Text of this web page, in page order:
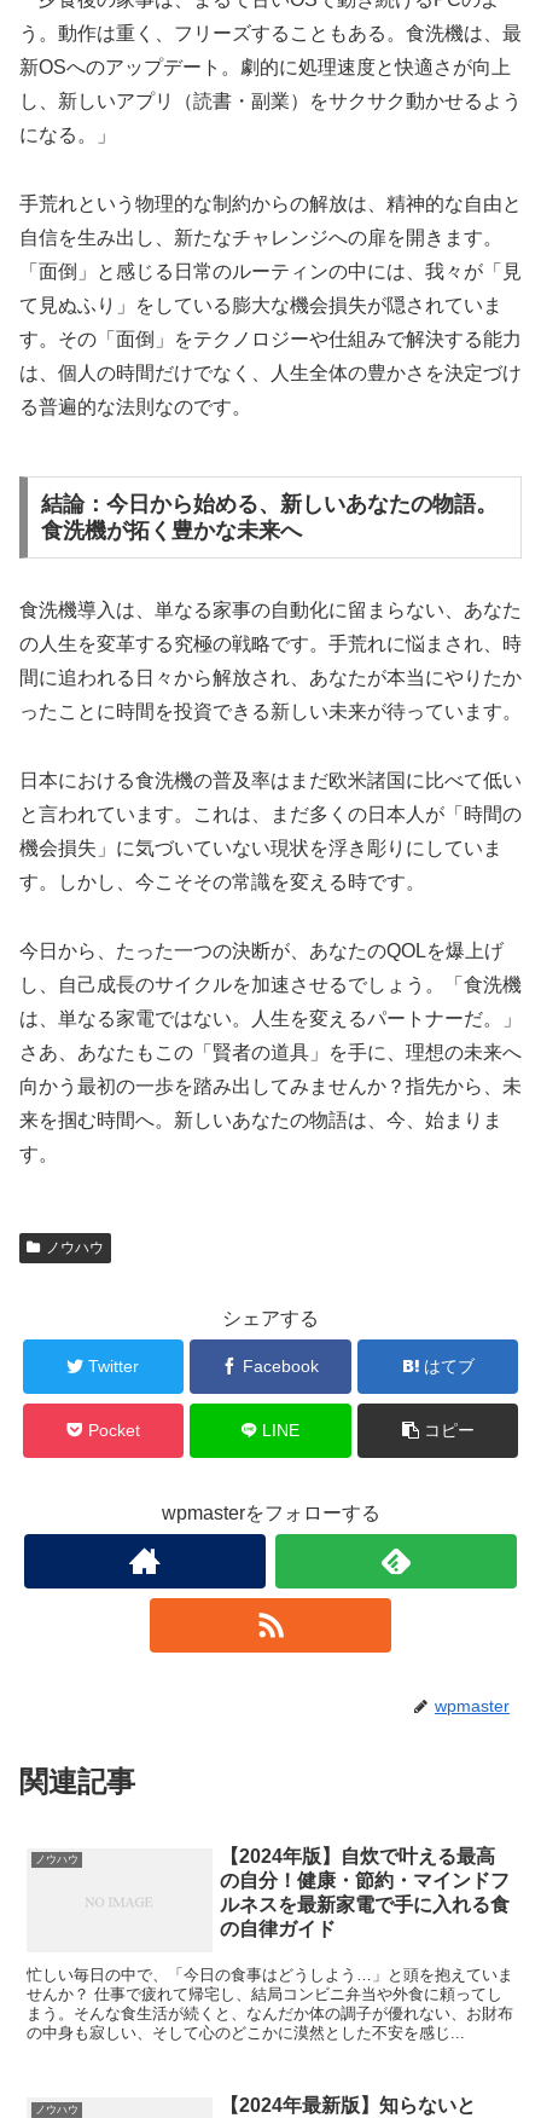
う。動作は重く、フリーズすることもある。食洗機は、最
新OSへのアップデート。劇的に処理速度と快適さが向上
し、新しいアプリ（読書・副業）をサクサク動かせるよう
になる。」
手荒れという物理的な制約からの解放は、精神的な自由と
自信を生み出し、新たなチャレンジへの扉を開きます。
「面倒」と感じる日常のルーティンの中には、我々が「見
て見ぬふり」をしている膨大な機会損失が隠されていま
す。その「面倒」をテクノロジーや仕組みで解決する能力
は、個人の時間だけでなく、人生全体の豊かさを決定づけ
る普遍的な法則なのです。
結論：今日から始める、新しいあなたの物語。
食洗機が拓く豊かな未来へ
食洗機導入は、単なる家事の自動化に留まらない、あなた
の人生を変革する究極の戦略です。手荒れに悩まされ、時
間に追われる日々から解放され、あなたが本当にやりたか
ったことに時間を投資できる新しい未来が待っています。
日本における食洗機の普及率はまだ欧米諸国に比べて低い
と言われています。これは、まだ多くの日本人が「時間の
機会損失」に気づいていない現状を浮き彫りにしていま
す。しかし、今こそその常識を変える時です。
今日から、たった一つの決断が、あなたのQOLを爆上げ
し、自己成長のサイクルを加速させるでしょう。「食洗機
は、単なる家電ではない。人生を変えるパートナーだ。」
さあ、あなたもこの「賢者の道具」を手に、理想の未来へ
向かう最初の一歩を踏み出してみませんか？指先から、未
来を掴む時間へ。新しいあなたの物語は、今、始まりま
す。
ノウハウ
シェアする
Twitter Facebook はてブ
Pocket LINE コピー
wpmasterをフォローする
wpmaster
関連記事
ノウハウ
【2024年版】自炊で叶える最高
の自分！健康・節約・マインドフ
ルネスを最新家電で手に入れる食
の自律ガイド
忙しい毎日の中で、「今日の食事はどうしよう…」と頭を抱えていま
せんか？ 仕事で疲れて帰宅し、結局コンビニ弁当や外食に頼ってし
まう。そんな食生活が続くと、なんだか体の調子が優れない、お財布
の中身も寂しい、そして心のどこかに漠然とした不安を感じ...
ノウハウ
【2024年最新版】知らないと